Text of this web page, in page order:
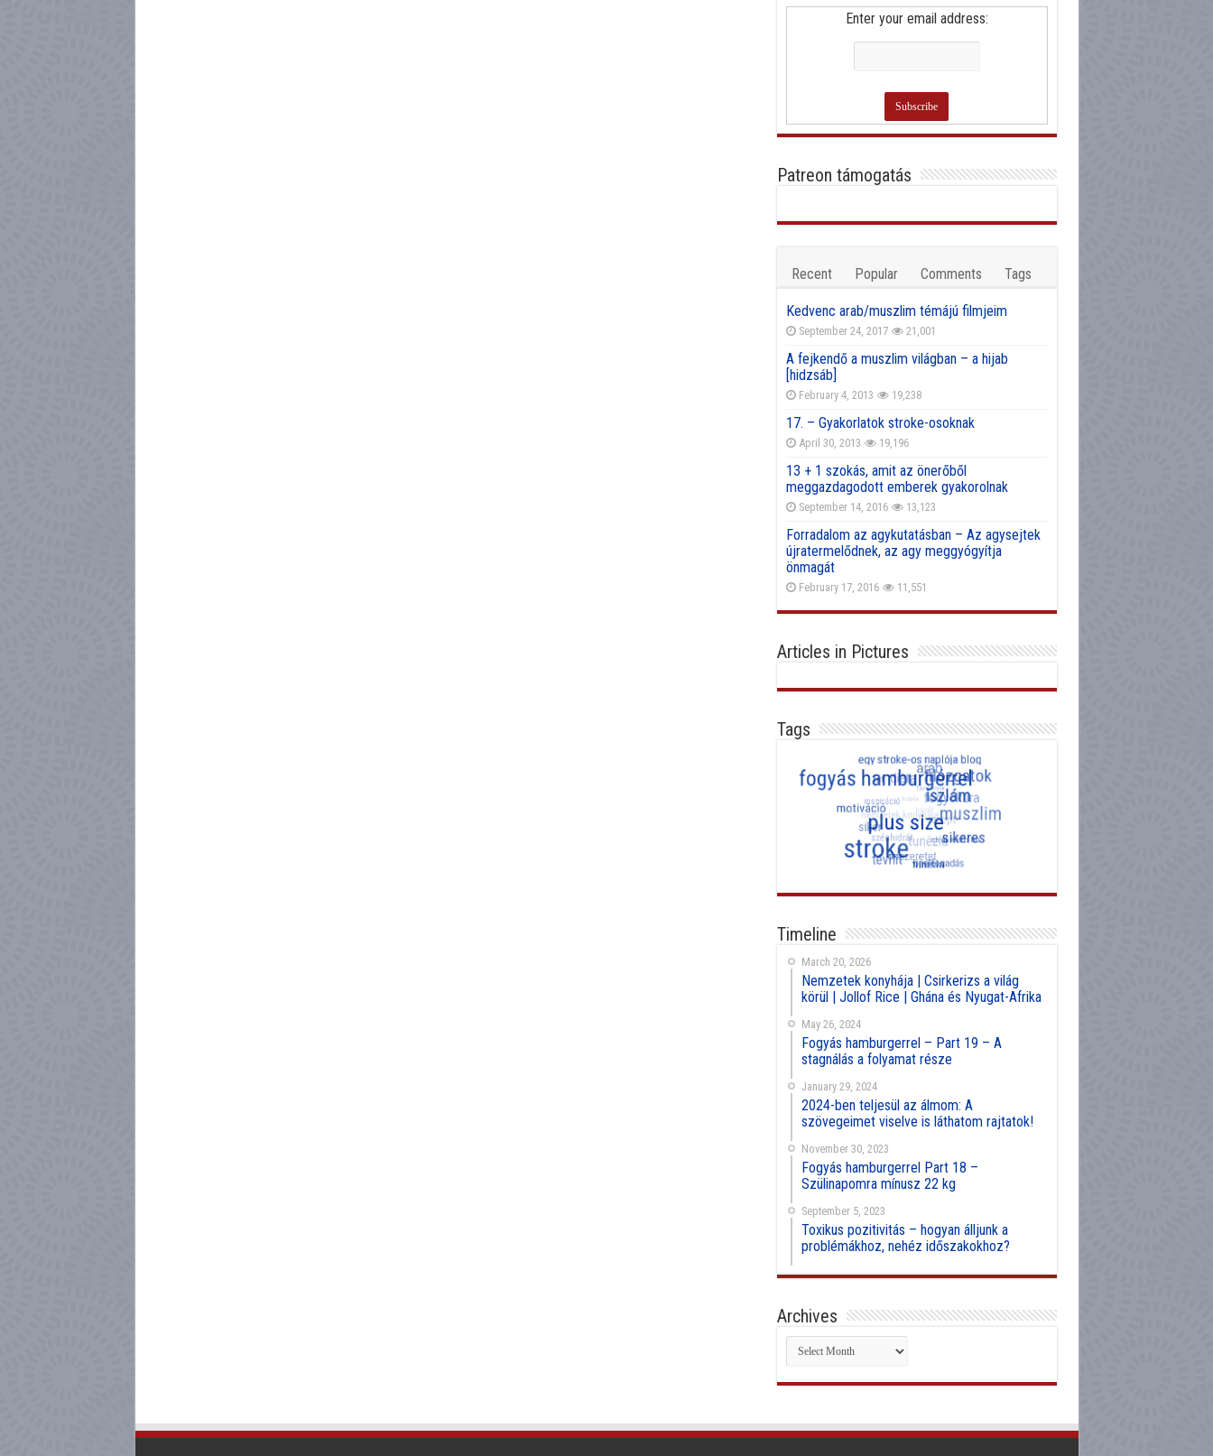
Enter your email address:
Patreon támogatás
Recent Popular Comments Tags
Kedvenc arab/muszlim témájú filmjeim
September 24, 2017 21,001
A fejkendő a muszlim világban – a hijab
[hidzsáb]
February 4, 2013 19,238
17. – Gyakorlatok stroke-osoknak
April 30, 2013 19,196
13 + 1 szokás, amit az önerőből
meggazdagodott emberek gyakorolnak
September 14, 2016 13,123
Forradalom az agykutatásban – Az agysejtek
újratermelődnek, az agy meggyógyítja
önmagát
February 17, 2016 11,551
Articles in Pictures
Tags
Timeline
March 20, 2026
Nemzetek konyhája | Csirkerizs a világ
körül | Jollof Rice | Ghána és Nyugat-Afrika
May 26, 2024
Fogyás hamburgerrel – Part 19 – A
stagnálás a folyamat része
January 29, 2024
2024-ben teljesül az álmom: A
szövegeimet viselve is láthatom rajtatok!
November 30, 2023
Fogyás hamburgerrel Part 18 –
Szülinapomra mínusz 22 kg
September 5, 2023
Toxikus pozitivitás – hogyan álljunk a
problémákhoz, nehéz időszakokhoz?
Archives
Archives